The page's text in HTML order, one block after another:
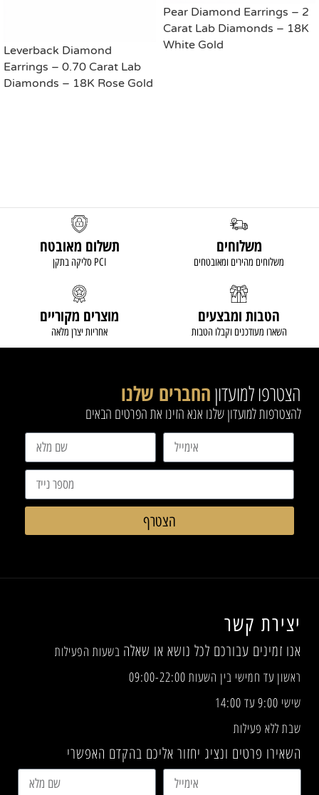
Leverback Diamond
Earrings – 0.70 Carat Lab
Diamonds – 18K Rose Gold
Pear Diamond Earrings – 2
Carat Lab Diamonds – 18K
White Gold
תשלום מאובטח
סליקה בתקן PCI
משלוחים
משלוחים מהירים ומאובטחים
מוצרים מקוריים
אחריות יצרן מלאה
הטבות ומבצעים
השארו מעודכנים וקבלו הטבות
הצטרפו למועדוןהחברים שלנו
להצטרפות למועדון שלנו אנא הזינו את הפרטים הבאים
הצטרף
יצירת קשר
אנו זמינים עבורכם לכל נושא או שאלה בשעות הפעילות
ראשון עד חמישי בין השעות 09:00-22:00
שישי 9:00 עד 14:00
שבת ללא פעילות
השאירו פרטים ונציג יחזור אליכם בהקדם האפשרי